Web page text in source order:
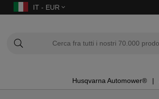
IT - EUR
Husqvarna Automower®